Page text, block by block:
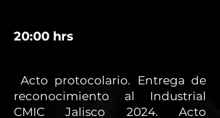
20:00 hrs
Acto protocolario. Entrega de
reconocimiento al Industrial
CMIC Jalisco 2024. Acto